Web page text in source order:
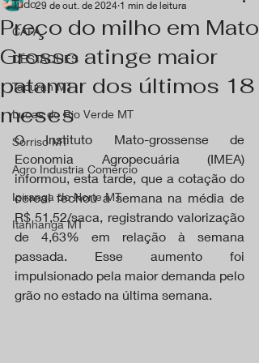
Tudo
CAPA
DESTAQUES
Tapurah MT
Lucas do Rio Verde MT
Sorriso MT
Agro Industria Comércio
Ipiranga do Norte MT
Itanhangá MT
Preço do milho em Mato
Grosso atinge maior
patamar dos últimos 18
meses
29 de out. de 2024 1 min de leitura
O Instituto Mato-grossense de
Economia Agropecuária (IMEA)
informou, esta tarde, que a cotação do
cereal fechou a semana na média de
R$ 51,52/saca, registrando valorização
de 4,63% em relação à semana
passada. Esse aumento foi
impulsionado pela maior demanda pelo
grão no estado na última semana.